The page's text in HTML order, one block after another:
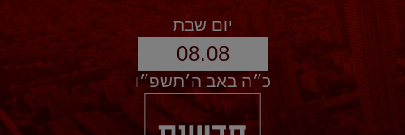
יום שבת
08.08
כ״ה באב ה׳תשפ״ו